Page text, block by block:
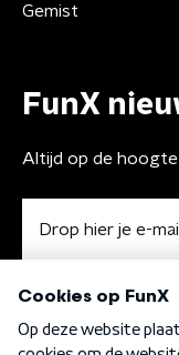
Gemist
FunX
Altijd op de